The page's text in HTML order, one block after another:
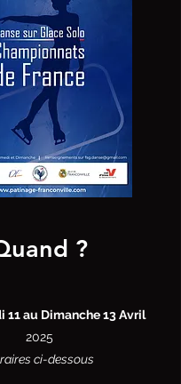
?
11 au Dimanche 13 Avril
2025
ci-dessous